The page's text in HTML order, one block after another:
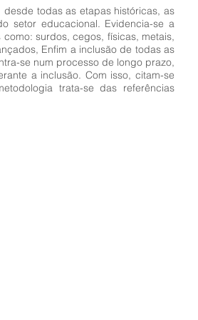
todas as etapas históricas, as
setor educacional. Evidencia-se a
surdos, cegos, físicas, metais,
Enfim a inclusão de todas as
se num processo de longo prazo,
a inclusão. Com isso, citam-se
trata-se das referências